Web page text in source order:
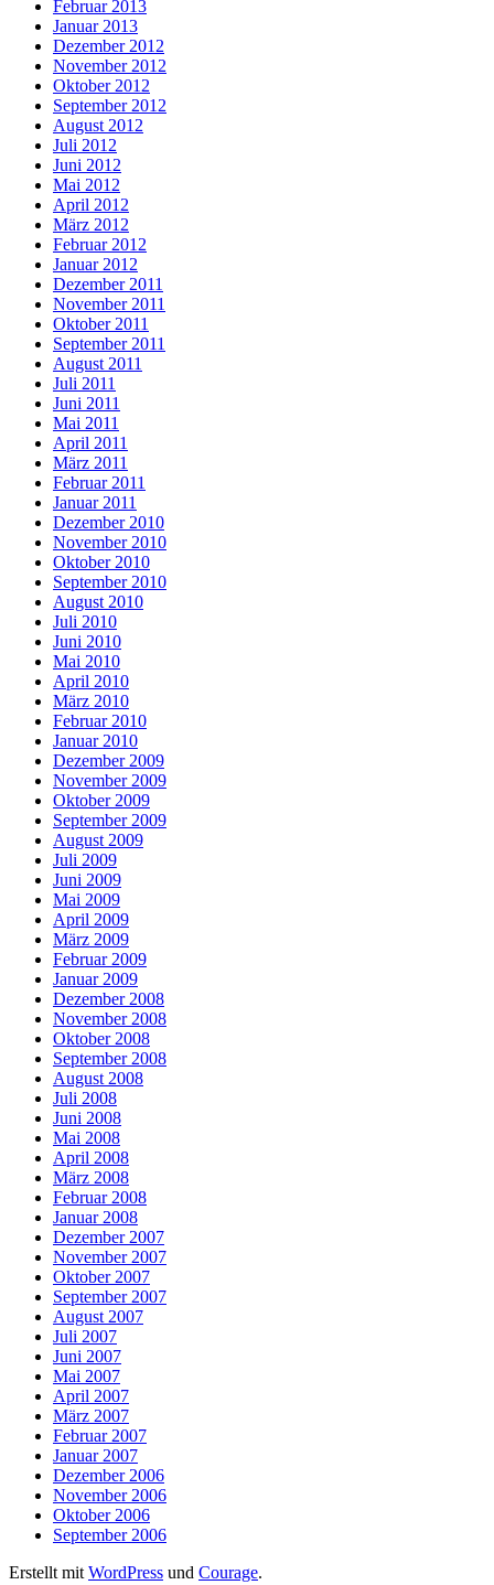
Februar 2013
Januar 2013
Dezember 2012
November 2012
Oktober 2012
September 2012
August 2012
Juli 2012
Juni 2012
Mai 2012
April 2012
März 2012
Februar 2012
Januar 2012
Dezember 2011
November 2011
Oktober 2011
September 2011
August 2011
Juli 2011
Juni 2011
Mai 2011
April 2011
März 2011
Februar 2011
Januar 2011
Dezember 2010
November 2010
Oktober 2010
September 2010
August 2010
Juli 2010
Juni 2010
Mai 2010
April 2010
März 2010
Februar 2010
Januar 2010
Dezember 2009
November 2009
Oktober 2009
September 2009
August 2009
Juli 2009
Juni 2009
Mai 2009
April 2009
März 2009
Februar 2009
Januar 2009
Dezember 2008
November 2008
Oktober 2008
September 2008
August 2008
Juli 2008
Juni 2008
Mai 2008
April 2008
März 2008
Februar 2008
Januar 2008
Dezember 2007
November 2007
Oktober 2007
September 2007
August 2007
Juli 2007
Juni 2007
Mai 2007
April 2007
März 2007
Februar 2007
Januar 2007
Dezember 2006
November 2006
Oktober 2006
September 2006
Erstellt mit WordPress und Courage.